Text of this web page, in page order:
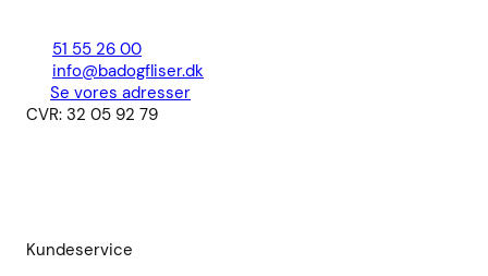
51 55 26 00
info@badogfliser.dk
Se vores adresser
CVR: 32 05 92 79
Kundeservice